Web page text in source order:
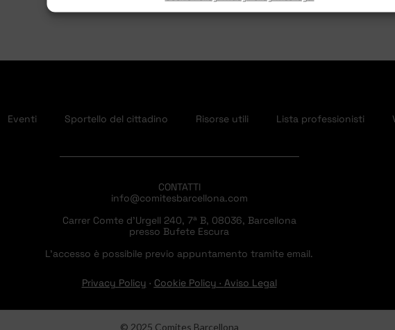
Eventi Sportello del cittadino Risorse utili Lista professionisti
CONTATTI
info@comitesbarcellona.com
Carrer Comte d’Urgell 240, 7ª B, 08036, Barcellona
presso Bufete Escura
L’accesso è possibile previo appuntamento tramite email.
Privacy Policy · Cookie Policy · Aviso Legal
© 2025 Comites Barcellona